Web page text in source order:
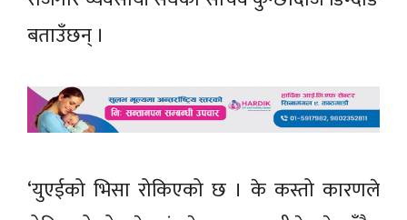
बताउँछन् ।
‘युएईको भिसा रोकिएको छ । के कस्तो कारणले